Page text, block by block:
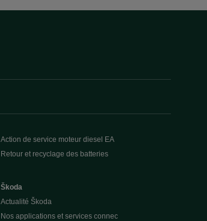
Action de service moteur diesel EA
Retour et recyclage des batteries
Škoda
Actualité Škoda
Nos applications et services connec